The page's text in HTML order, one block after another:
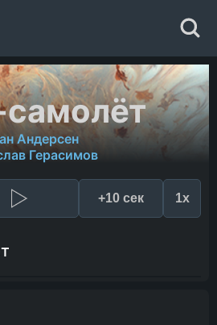
Андерсен
Герасимов
+10 сек 1x